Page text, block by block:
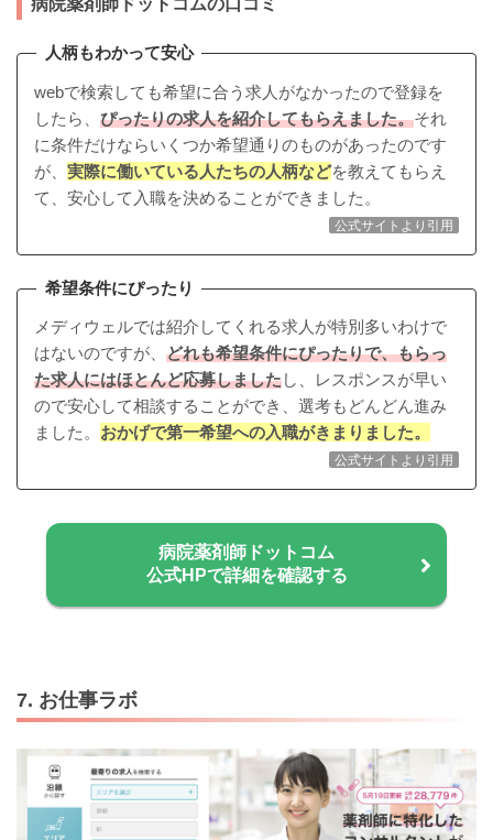
病院薬剤師ドットコムの口コミ
人柄もわかって安心
webで検索しても希望に合う求人がなかったので登録を
したら、 ぴったりの求人を紹介してもらえました。それ
に条件だけならいくつか希望通りのものがあったのです
が、 実際に働いている人たちの人柄などを教えてもらえ
て、安心して入職を決めることができました。
公式サイトより引用
希望条件にぴったり
メディウェルでは紹介してくれる求人が特別多いわけで
はないのですが、 どれも希望条件にぴったりで、もらっ
た求人にはほとんど応募しましたし、レスポンスが早い
ので安心して相談することができ、選考もどんどん進み
ました。 おかげで第一希望への入職がきまりました。
公式サイトより引用
病院薬剤師ドットコム
公式HPで詳細を確認する
7. お仕事ラボ